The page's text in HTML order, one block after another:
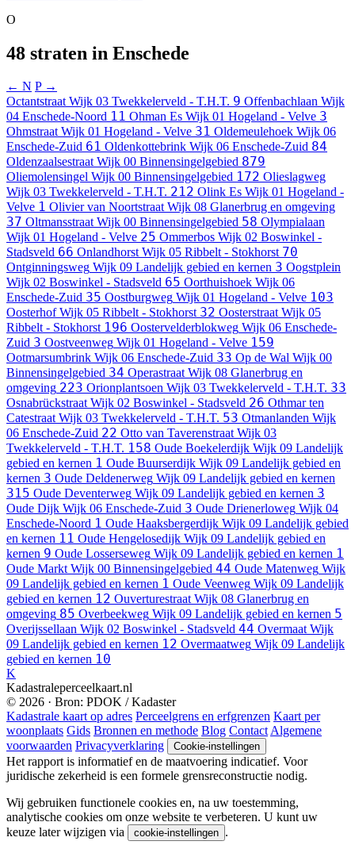
O
48 straten in Enschede
← N P →
Octantstraat Wijk 03 Twekkelerveld - T.H.T. 9 Offenbachlaan Wijk
04 Enschede-Noord 11 Ohman Es Wijk 01 Hogeland - Velve 3
Ohmstraat Wijk 01 Hogeland - Velve 31 Oldemeulehoek Wijk 06
Enschede-Zuid 61 Oldenkottebrink Wijk 06 Enschede-Zuid 84
Oldenzaalsestraat Wijk 00 Binnensingelgebied 879
Oliemolensingel Wijk 00 Binnensingelgebied 172 Olieslagweg
Wijk 03 Twekkelerveld - T.H.T. 212 Olink Es Wijk 01 Hogeland -
Velve 1 Olivier van Noortstraat Wijk 08 Glanerbrug en omgeving
37 Oltmansstraat Wijk 00 Binnensingelgebied 58 Olympialaan
Wijk 01 Hogeland - Velve 25 Ommerbos Wijk 02 Boswinkel -
Stadsveld 66 Onlandhorst Wijk 05 Ribbelt - Stokhorst 70
Ontginningsweg Wijk 09 Landelijk gebied en kernen 3 Oogstplein
Wijk 02 Boswinkel - Stadsveld 65 Oorthuishoek Wijk 06
Enschede-Zuid 35 Oostburgweg Wijk 01 Hogeland - Velve 103
Oosterhof Wijk 05 Ribbelt - Stokhorst 32 Oosterstraat Wijk 05
Ribbelt - Stokhorst 196 Oostervelderblokweg Wijk 06 Enschede-
Zuid 3 Oostveenweg Wijk 01 Hogeland - Velve 159
Ootmarsumbrink Wijk 06 Enschede-Zuid 33 Op de Wal Wijk 00
Binnensingelgebied 34 Operastraat Wijk 08 Glanerbrug en
omgeving 223 Orionplantsoen Wijk 03 Twekkelerveld - T.H.T. 33
Osnabrückstraat Wijk 02 Boswinkel - Stadsveld 26 Othmar ten
Catestraat Wijk 03 Twekkelerveld - T.H.T. 53 Otmanlanden Wijk
06 Enschede-Zuid 22 Otto van Taverenstraat Wijk 03
Twekkelerveld - T.H.T. 158 Oude Boekelerdijk Wijk 09 Landelijk
gebied en kernen 1 Oude Buurserdijk Wijk 09 Landelijk gebied en
kernen 3 Oude Deldenerweg Wijk 09 Landelijk gebied en kernen
315 Oude Deventerweg Wijk 09 Landelijk gebied en kernen 3
Oude Dijk Wijk 06 Enschede-Zuid 3 Oude Drienerloweg Wijk 04
Enschede-Noord 1 Oude Haaksbergerdijk Wijk 09 Landelijk gebied
en kernen 11 Oude Hengelosedijk Wijk 09 Landelijk gebied en
kernen 9 Oude Losserseweg Wijk 09 Landelijk gebied en kernen 1
Oude Markt Wijk 00 Binnensingelgebied 44 Oude Matenweg Wijk
09 Landelijk gebied en kernen 1 Oude Veenweg Wijk 09 Landelijk
gebied en kernen 12 Ouverturestraat Wijk 08 Glanerbrug en
omgeving 85 Overbeekweg Wijk 09 Landelijk gebied en kernen 5
Overijssellaan Wijk 02 Boswinkel - Stadsveld 44 Overmaat Wijk
09 Landelijk gebied en kernen 12 Overmaatweg Wijk 09 Landelijk
gebied en kernen 10
K
Kadastraleperceelkaart.nl
© 2026 · Bron: PDOK / Kadaster
Kadastrale kaart op adres Perceelgrens en erfgrenzen Kaart per
woonplaats Gids Bronnen en methode Blog ContactAlgemene
voorwaarden Privacyverklaring Cookie-instellingen
Het rapport is informatief en de maatvoering indicatief. Voor
juridische zekerheid is een formele grensreconstructie nodig.
Wij gebruiken functionele cookies en, na uw toestemming,
analytische cookies om onze website te verbeteren. U kunt uw
keuze later wijzigen via
cookie-instellingen .